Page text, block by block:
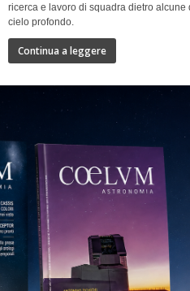
ricerca e lavoro di squadra dietro
cielo profondo.
Continua a leggere